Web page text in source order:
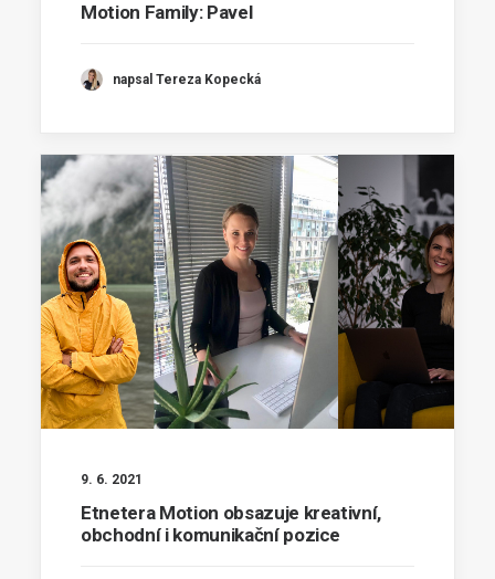
Motion Family: Pavel
napsal Tereza Kopecká
9. 6. 2021
Etnetera Motion obsazuje kreativní,
obchodní i komunikační pozice